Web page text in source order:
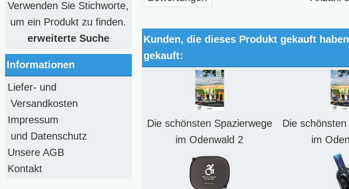
Kunden, die dieses Produkt gekauft
gekauft:
Die schönsten Spazierwege
im Odenwald 2
Die
im
Verwenden Sie Stichworte,
um ein Produkt zu finden.
erweiterte Suche
Informationen
Liefer- und
Versandkosten
Impressum
und Datenschutz
Unsere AGB
Kontakt